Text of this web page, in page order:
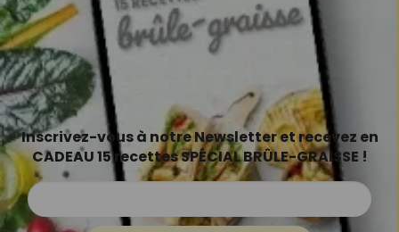
Inscrivez-vous à notre Newsletter et recevez en
CADEAU 15 recettes SPÉCIAL BRÛLE-GRAISSE !